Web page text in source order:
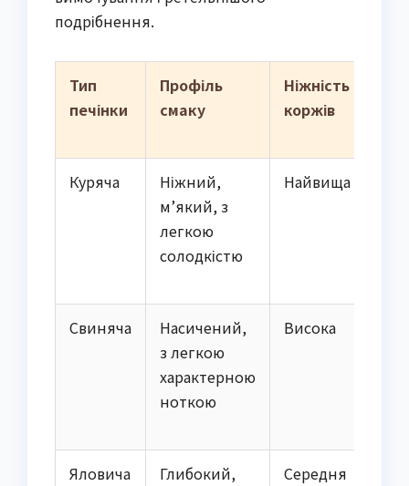
подрібнення.
Тип
печінки
Профіль
смаку
Ніжність
коржів
Куряча
Ніжний,
м’який, з
легкою
солодкістю
Найвища
Свиняча
Насичений,
з легкою
характерною
ноткою
Висока
Яловича
Глибокий,
Середня